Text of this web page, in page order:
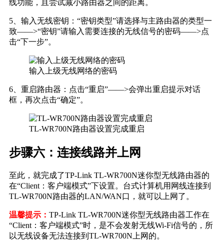
线功能，且尝试减小路由器之间的距离。
5、输入无线密钥：“密钥类型”请选择与主路由器的类型一
致——>“密钥”请输入需要连接的无线信号的密码——>点
击“下一步”。
输入上级无线网络的密码
6、重启路由器：点击“重启”——>会弹出重启提示对话
框，再次点击“确定”。
TL-WR700N路由器设置完成重启
步骤六：连接线路并上网
至此，就完成了TP-Link TL-WR700N迷你型无线路由器的
在“Client：客户端模式”下设置。台式计算机用网线连接到
TL-WR700N路由器的LAN/WAN口，就可以上网了。
温馨提示： TP-Link TL-WR700N迷你型无线路由器工作在
“Client：客户端模式”时，是不会发射无线Wi-Fi信号的，所
以无线设备无法连接到TL-WR700N上网的。